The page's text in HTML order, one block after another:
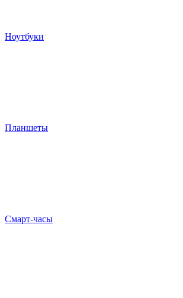
Ноутбуки
Планшеты
Смарт-часы